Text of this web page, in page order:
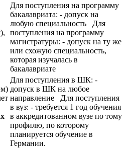
Для поступления на программу
бакалавриата: - допуск на
любую специальность Для
поступления на программу
магистратуры: - допуск на ту же
или схожую специальность,
которая изучалась в
бакалавриате
Для поступления в ШК: -
допуск в ШК на любое
направление Для поступления
в вуз: - требуется 1 год обучения
в аккредитованном вузе по тому
профилю, по которому
планируется обучение в
Германии.